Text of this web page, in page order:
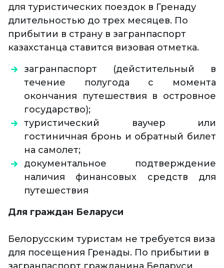
для туристических поездок в Гренаду
длительностью до трех месяцев. По
прибытии в страну в загранпаспорт
казахстанца ставится визовая отметка.
загранпаспорт (дейстительный в
течение полугода с момента
окончания путешествия в островное
государство);
туристический ваучер или
гостиничная бронь и обратный билет
на самолет;
документальное подтверждение
наличия финансовых средств для
путешествия
Для граждан Беларуси
Белорусским туристам не требуется виза
для посещения Гренады. По прибытии в